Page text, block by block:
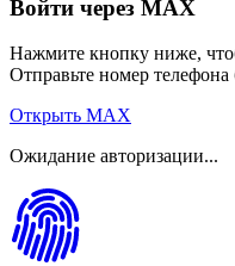
Войти через MAX
Нажмите кнопку ниже,
Отправьте номер телефона
Открыть MAX
Ожидание авторизации...